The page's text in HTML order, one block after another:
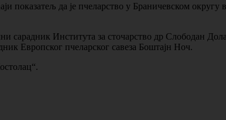
показатељ да је пчеларство у Браничевском округу
сарадник Института за сточарство др Слободан
Европског пчеларског савеза Боштајн Ноч.